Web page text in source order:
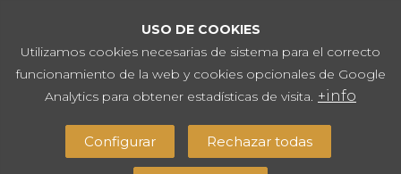
USO DE COOKIES
Utilizamos cookies necesarias de sistema para el correcto
funcionamiento de la web y cookies opcionales de Google
Analytics para obtener estadísticas de visita. +info
Configurar Rechazar todas